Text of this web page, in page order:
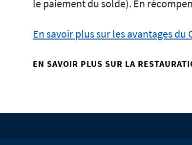
le paiement du solde). En
En savoir plus sur les avantages du
EN SAVOIR PLUS SUR LA